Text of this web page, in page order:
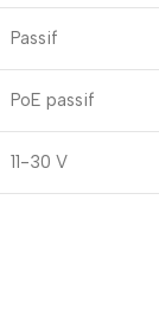
Passif
PoE passif
11-30 V